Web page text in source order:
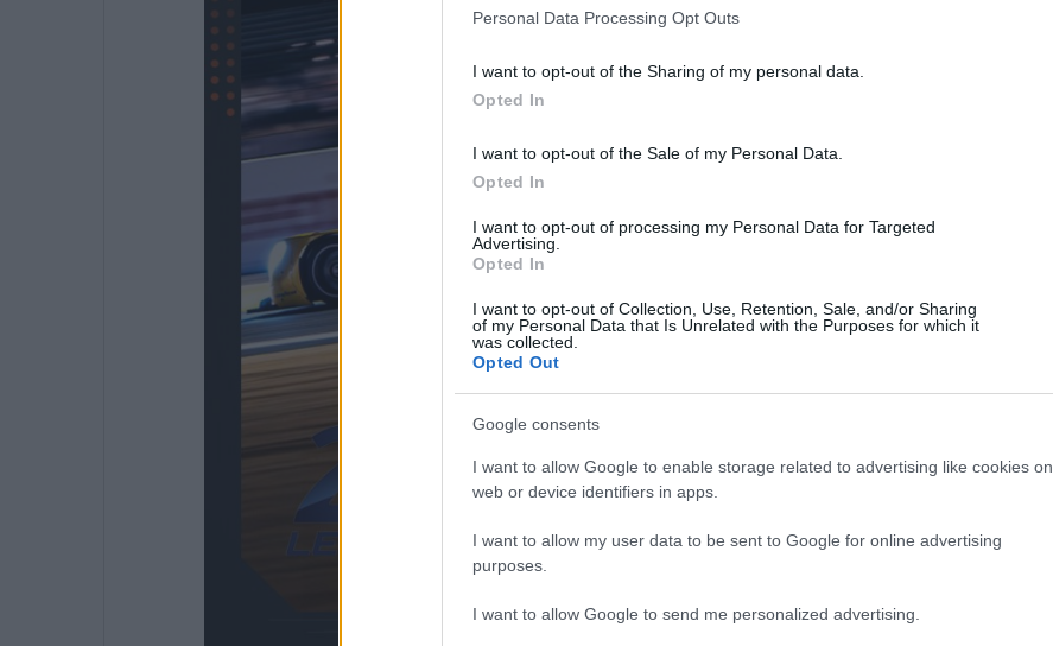
Personal Data Processing Opt Outs
I want to opt-out of the Sharing of my personal data.
Opted In
I want to opt-out of the Sale of my Personal Data.
Opted In
I want to opt-out of processing my Personal Data for Targeted
Advertising.
Opted In
I want to opt-out of Collection, Use, Retention, Sale, and/or Sharing
of my Personal Data that Is Unrelated with the Purposes for which it
was collected.
Opted Out
Google consents
I want to allow Google to enable storage related to advertising like cookies on
web or device identifiers in apps.
I want to allow my user data to be sent to Google for online advertising
purposes.
I want to allow Google to send me personalized advertising.